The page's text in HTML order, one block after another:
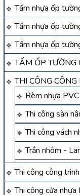
Tấm nhựa ốp
Tấm nhựa ốp
Tấm nhựa ốp
TẤM ỐP TƯỜNG
THI CÔNG CÔNG
Rèm nhựa
Thi công sàn
Thi công vách
Trần nhôm -
Thi công công
Thi công cửa nhựa